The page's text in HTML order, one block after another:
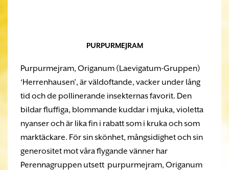
PURPURMEJRAM
Purpurmejram, Origanum (Laevigatum-Gruppen)
‘Herrenhausen’, är väldoftande, vacker under lång
tid och de pollinerande insekternas favorit. Den
bildar fluffiga, blommande kuddar i mjuka, violetta
nyanser och är lika fin i rabatt som i kruka och som
marktäckare. För sin skönhet, mångsidighet och sin
generositet mot våra flygande vänner har
Perennagruppen utsett purpurmejram, Origanum